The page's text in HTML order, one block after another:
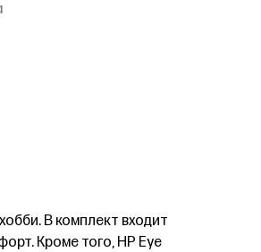
В комплект входит
Кроме того, HP Eye